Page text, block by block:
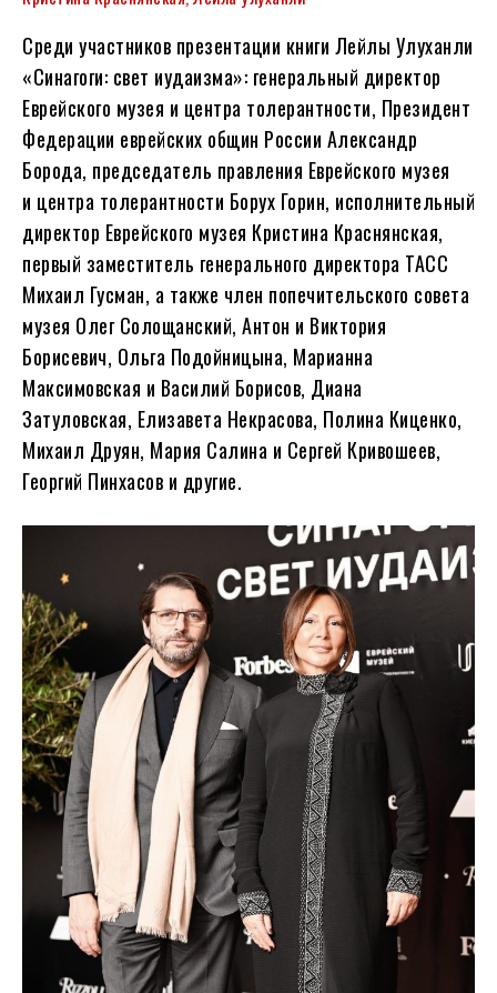
Среди участников презентации книги Лейлы Улуханли
«Синагоги: свет иудаизма»: генеральный директор
Еврейского музея и центра толерантности, Президент
Федерации еврейских общин России Александр
Борода, председатель правления Еврейского музея
и центра толерантности Борух Горин, исполнительный
директор Еврейского музея Кристина Краснянская,
первый заместитель генерального директора ТАСС
Михаил Гусман, а также член попечительского совета
музея Олег Солощанский, Антон и Виктория
Борисевич, Ольга Подойницына, Марианна
Максимовская и Василий Борисов, Диана
Затуловская, Елизавета Некрасова, Полина Киценко,
Михаил Друян, Мария Салина и Сергей Кривошеев,
Георгий Пинхасов и другие.